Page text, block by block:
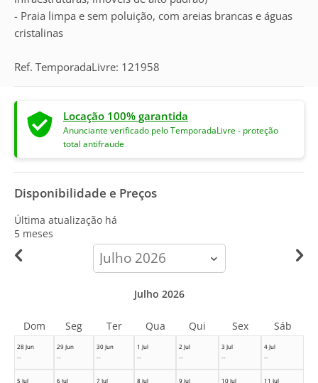
- Praia limpa e sem poluição, com areias brancas e águas
cristalinas
Ref. TemporadaLivre: 121958
Locação 100% garantida
Anunciante verificado pelo TemporadaLivre - proteção
total antifraude
Disponibilidade e Preços
Última atualização há
5 meses
calendar-
month
28 Jun
--
29 Jun
--
30 Jun
--
1 Jul
--
2 Jul
--
3 Jul
--
4 Jul
--
5 Jul 6 Jul 7 Jul 8 Jul 9 Jul 10 Jul 11 Jul
Julho 2026
Dom Seg Ter Qua Qui Sex Sáb